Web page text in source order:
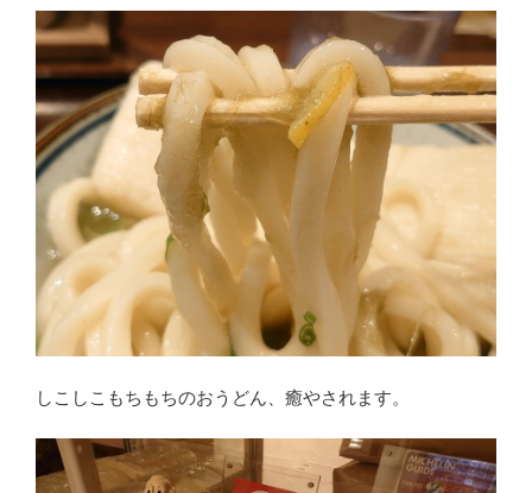
しこしこもちもちのおうどん、癒やされます。